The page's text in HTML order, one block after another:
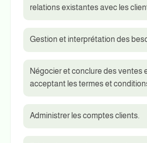
relations existantes avec les
Gestion et interprétation des
Négocier et conclure des ventes
acceptant les termes et
Administrer les comptes clients.